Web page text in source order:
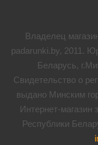
Владелец
padarunki.by, 2011.
Беларусь,
Свидетельство о
выдано Минским
Интернет-магазин
Республики